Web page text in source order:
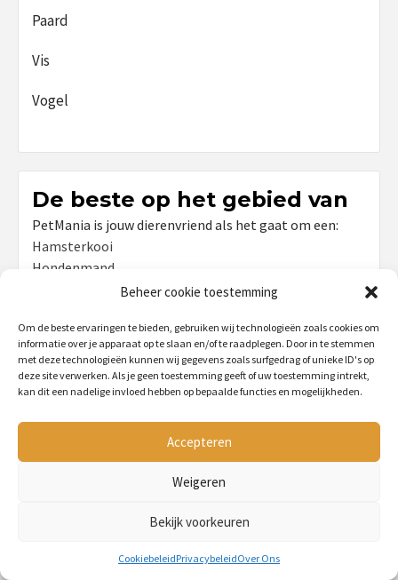
Beheer cookie toestemming
Om de beste ervaringen te bieden, gebruiken wij technologieën zoals cookies om
informatie over je apparaat op te slaan en/of te raadplegen. Door in te stemmen
met deze technologieën kunnen wij gegevens zoals surfgedrag of unieke ID's op
deze site verwerken. Als je geen toestemming geeft of uw toestemming intrekt,
kan dit een nadelige invloed hebben op bepaalde functies en mogelijkheden.
Accepteren
Weigeren
Bekijk voorkeuren
CookiebeleidPrivacybeleidOver Ons
Paard
Vis
Vogel
De beste op het gebied van
PetMania is jouw dierenvriend als het gaat om een:
Hamsterkooi
Hondenmand
Krabpaal